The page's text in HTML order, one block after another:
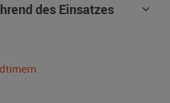
des Einsatzes